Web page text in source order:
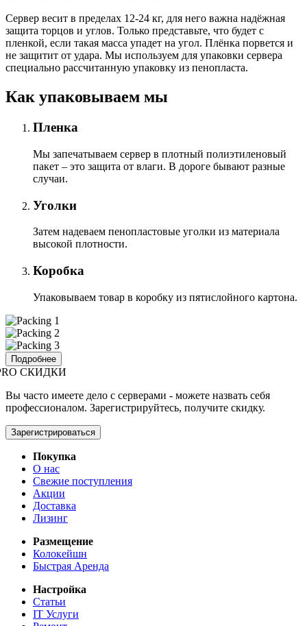
Сервер весит в пределах 12-24 кг, для него важна надёжная
защита торцов и углов. Только представьте, что будет с
пленкой, если такая масса упадет на угол. Плёнка порвется и
не защитит от удара. Мы используем для упаковки сервера
специально расcчитанную упаковку из пенопласта.
Как упаковываем мы
Пленка
Мы запечатываем сервер в плотный полиэтиленовый
пакет – это защита от влаги. В дороге бывают разные
случаи.
Уголки
Затем надеваем пенопластовые уголки из материала
высокой плотности.
Коробка
Упаковываем товар в коробку из пятислойного картона.
Подробнее
СКИДКИ
Вы часто имеете дело с серверами - можете назвать себя
профессионалом. Зарегистрируйтесь, получите скидку.
Зарегистрироваться
Покупка
О нас
Свежие поступления
Акции
Доставка
Лизинг
Размещение
Колокейшн
Быстрая Аренда
Настройка
Статьи
IT Услуги